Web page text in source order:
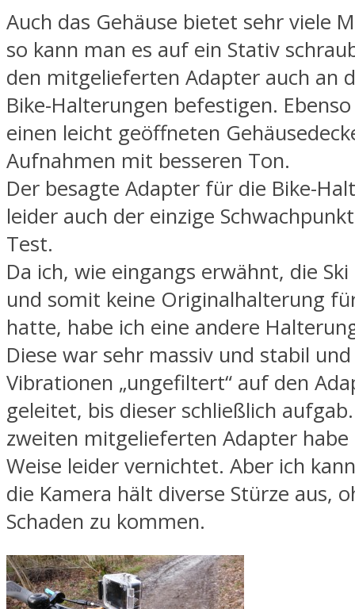
Auch das Gehäuse bietet sehr viele
so kann man es auf ein Stativ
den mitgelieferten Adapter auch an
Bike-Halterungen befestigen.
einen leicht geöffneten
Aufnahmen mit besseren Ton.
Der besagte Adapter für die Bike-
leider auch der einzige
Test.
Da ich, wie eingangs erwähnt, die
und somit keine Originalhalterung
hatte, habe ich eine andere
Diese war sehr massiv und stabil
Vibrationen „ungefiltert“ auf den
geleitet, bis dieser schließlich
zweiten mitgelieferten Adapter habe
Weise leider vernichtet. Aber ich
die Kamera hält diverse Stürze aus,
Schaden zu kommen.